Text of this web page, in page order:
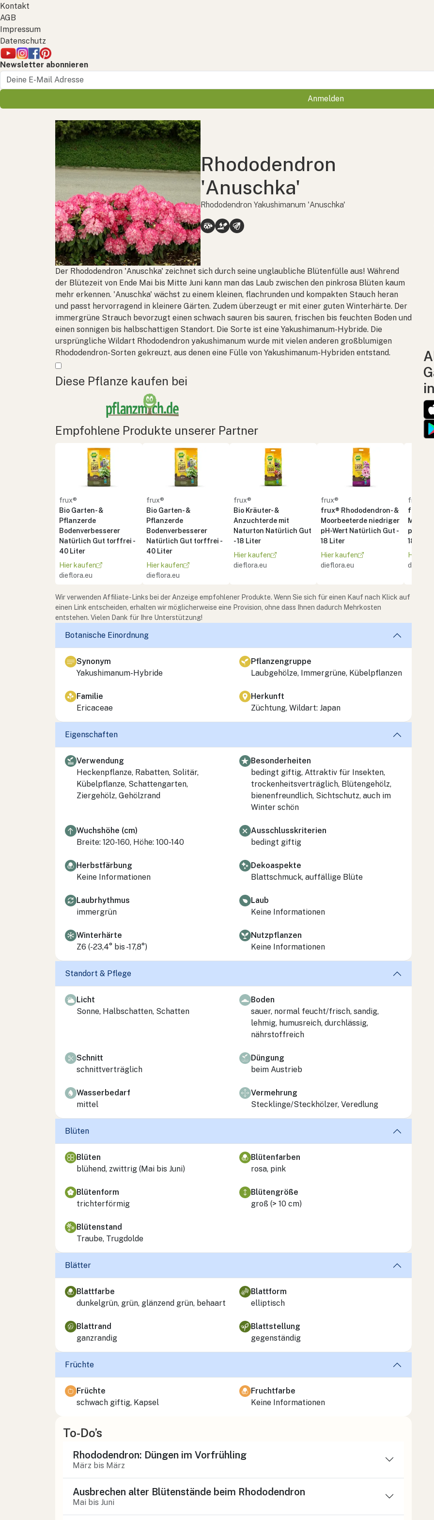
Kontakt
AGB
Impressum
Datenschutz
Newsletter abonnieren
Anmelden
Rhododendron
'Anuschka'
Rhododendron Yakushimanum 'Anuschka'
Der Rhododendron 'Anuschka' zeichnet sich durch seine unglaubliche Blütenfülle aus! Während
der Blütezeit von Ende Mai bis Mitte Juni kann man das Laub zwischen den pinkrosa Blüten kaum
mehr erkennen. 'Anuschka' wächst zu einem kleinen, flachrunden und kompakten Stauch heran
und passt hervorragend in kleinere Gärten. Zudem überzeugt er mit einer guten Winterhärte. Der
immergrüne Strauch bevorzugt einen schwach sauren bis sauren, frischen bis feuchten Boden und
einen sonnigen bis halbschattigen Standort. Die Sorte ist eine Yakushimanum-Hybride. Die
ursprüngliche Wildart Rhododendron yakushimanum wurde mit vielen anderen großblumigen
Rhododendron-Sorten gekreuzt, aus denen eine Fülle von Yakushimanum-Hybriden entstand.
Mehr anzeigen
Diese Pflanze kaufen bei
Empfohlene Produkte unserer Partner
frux®
Bio Garten- &
Pflanzerde
Bodenverbesserer
Natürlich Gut torffrei -
40 Liter
Hier kaufen
dieflora.eu
frux®
Bio Garten- &
Pflanzerde
Bodenverbesserer
Natürlich Gut torffrei -
40 Liter
Hier kaufen
dieflora.eu
frux®
Bio Kräuter- &
Anzuchterde mit
Naturton Natürlich Gut
- 18 Liter
Hier kaufen
dieflora.eu
frux®
frux® Rhododendron- &
Moorbeeterde niedriger
pH-Wert Natürlich Gut -
18 Liter
Hier kaufen
dieflora.eu
frux®
frux®
pH-
18 Liter
Hier
Wir verwenden Affiliate-Links bei der Anzeige empfohlener Produkte. Wenn Sie sich für einen Kauf nach Klick auf
einen Link entscheiden, erhalten wir möglicherweise eine Provision, ohne dass Ihnen dadurch Mehrkosten
entstehen. Vielen Dank für Ihre Unterstützung!
Botanische Einordnung
Synonym
Yakushimanum-Hybride
Pflanzengruppe
Laubgehölze, Immergrüne, Kübelpflanzen
Familie
Ericaceae
Herkunft
Züchtung, Wildart: Japan
Eigenschaften
Verwendung
Heckenpflanze, Rabatten, Solitär,
Kübelpflanze, Schattengarten,
Ziergehölz, Gehölzrand
Besonderheiten
bedingt giftig, Attraktiv für Insekten,
trockenheitsverträglich, Blütengehölz,
bienenfreundlich, Sichtschutz, auch im
Winter schön
Wuchshöhe (cm)
Breite: 120-160, Höhe: 100-140
Ausschlusskriterien
bedingt giftig
Herbstfärbung
Keine Informationen
Dekoaspekte
Blattschmuck, auffällige Blüte
Laubrhythmus
immergrün
Laub
Keine Informationen
Winterhärte
Z6 (-23,4° bis -17,8°)
Nutzpflanzen
Keine Informationen
Standort & Pflege
Licht
Sonne, Halbschatten, Schatten
Boden
sauer, normal feucht/frisch, sandig,
lehmig, humusreich, durchlässig,
nährstoffreich
Schnitt
schnittverträglich
Düngung
beim Austrieb
Wasserbedarf
mittel
Vermehrung
Stecklinge/Steckhölzer, Veredlung
Blüten
Blüten
blühend, zwittrig (Mai bis Juni)
Blütenfarben
rosa, pink
Blütenform
trichterförmig
Blütengröße
groß (> 10 cm)
Blütenstand
Traube, Trugdolde
Blätter
Blattfarbe
dunkelgrün, grün, glänzend grün, behaart
Blattform
elliptisch
Blattrand
ganzrandig
Blattstellung
gegenständig
Früchte
Früchte
schwach giftig, Kapsel
Fruchtfarbe
Keine Informationen
To-Do’s
Rhododendron: Düngen im Vorfrühling
März bis März
Ausbrechen alter Blütenstände beim Rhododendron
Mai bis Juni